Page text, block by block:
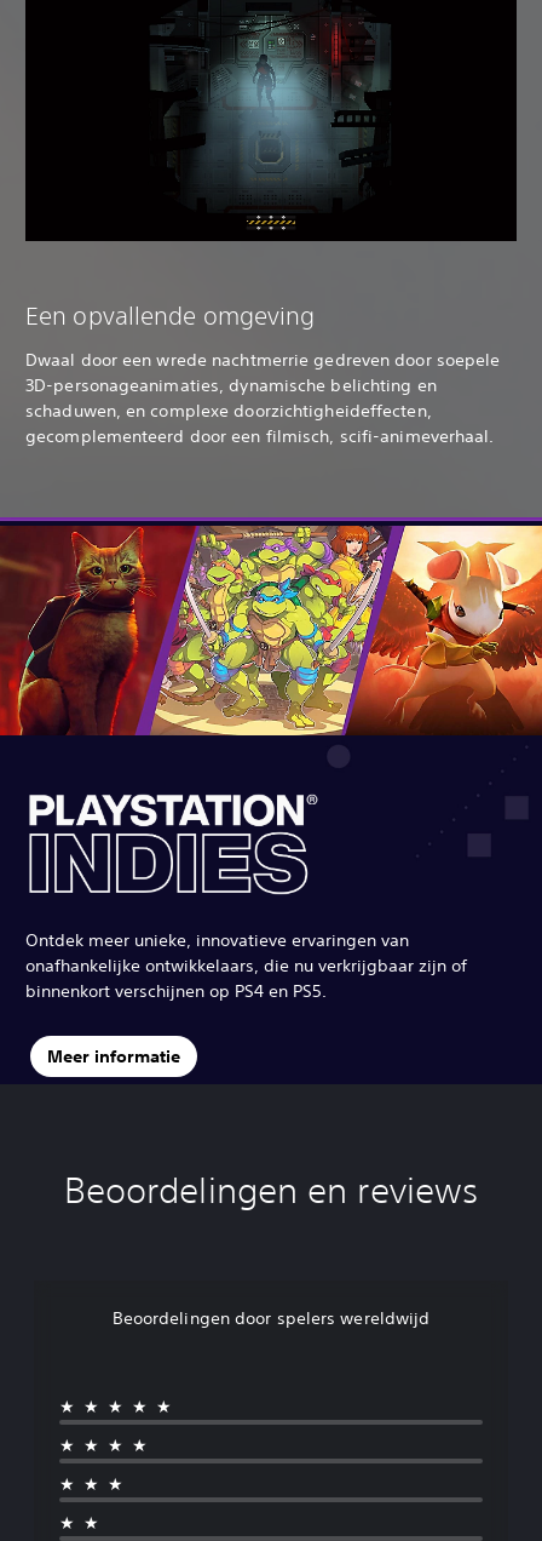
Een opvallende omgeving
Dwaal door een wrede nachtmerrie gedreven door soepele
3D-personageanimaties, dynamische belichting en
schaduwen, en complexe doorzichtigheideffecten,
gecomplementeerd door een filmisch, scifi-animeverhaal.
Ontdek meer unieke, innovatieve ervaringen van
onafhankelijke ontwikkelaars, die nu verkrijgbaar zijn of
binnenkort verschijnen op PS4 en PS5.
Meer informatie
Beoordelingen en reviews
Beoordelingen door spelers wereldwijd
★★★★★
★★★★
★★★
★★